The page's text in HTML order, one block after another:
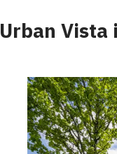
Urban Vista